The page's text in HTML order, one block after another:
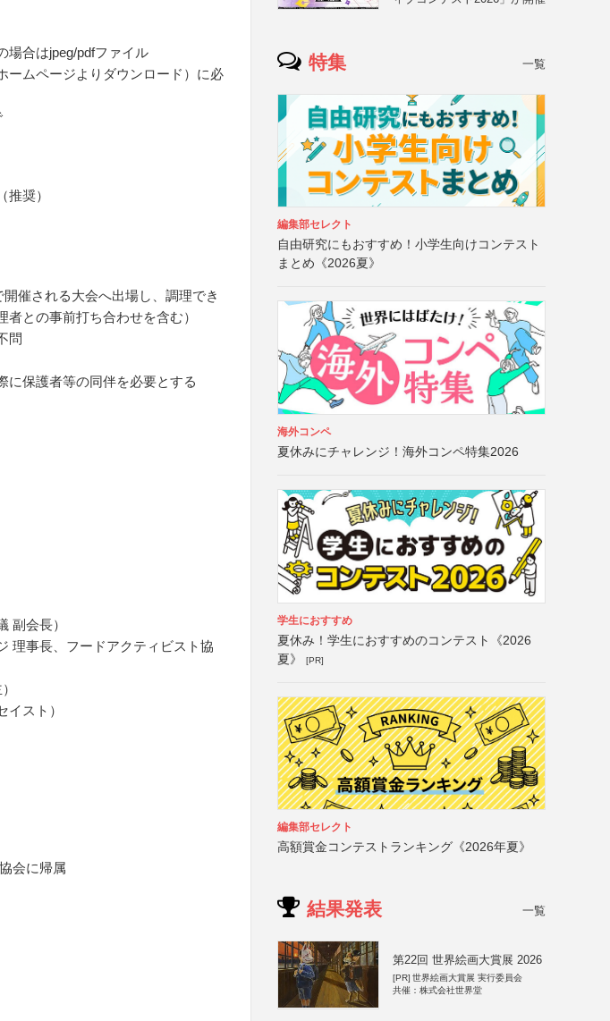
場合はjpeg/pdfファイル
ムページよりダウンロード）に必
奨）
催される大会へ出場し、調理でき
との事前打ち合わせを含む）
問
保護者等の同伴を必要とする
副会長）
理事長、フードアクティビスト協
スト）
会に帰属
特集 一覧
編集部セレクト
自由研究にもおすすめ！小学生向けコンテスト
まとめ《2026夏》
海外コンペ
夏休みにチャレンジ！海外コンペ特集2026
学生におすすめ
夏休み！学生におすすめのコンテスト《2026
夏》
[PR]
編集部セレクト
高額賞金コンテストランキング《2026年夏》
結果発表 一覧
第22回 世界絵画大賞展 2026
[PR] 世界絵画大賞展 実行委員会
共催：株式会社世界堂